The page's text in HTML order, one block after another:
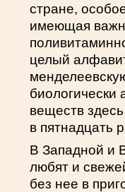
стране,
имеющая
целый
биологически
веществ
в пятнадцать
В Западной и
любят и
без нее в